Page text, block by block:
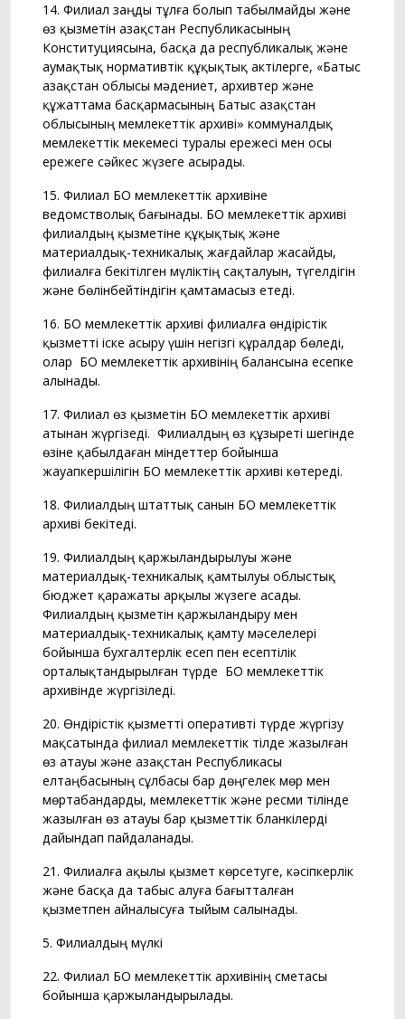
14. Филиал заңды тұлға болып табылмайды және
өз қызметін Қазақстан Республикасының
Конституциясына, басқа да республикалық және
аумақтық нормативтік құқықтық актілерге, «Батыс
Қазақстан облысы мәдениет, архивтер және
құжаттама басқармасының Батыс Қазақстан
облысының мемлекеттік архиві» коммуналдық
мемлекеттік мекемесі туралы ережесі мен осы
ережеге сәйкес жүзеге асырады.
15. Филиал БҚО мемлекеттік архивіне
ведомстволық бағынады. БҚО мемлекеттік архиві
филиалдың қызметіне құқықтық және
материалдық-техникалық жағдайлар жасайды,
филиалға бекітілген мүліктің сақталуын, түгелдігін
және бөлiнбейтiндiгін қамтамасыз етеді.
16. БҚО мемлекеттік архиві филиалға өндірістік
қызметті іске асыру үшін негізгі құралдар бөледі,
олар БҚО мемлекеттік архивінің балансына есепке
алынады.
17. Филиал өз қызметін БҚО мемлекеттік архиві
атынан жүргізеді. Филиалдың өз құзыреті шегінде
өзіне қабылдаған міндеттер бойынша
жауапкершілігін БҚО мемлекеттік архиві көтереді.
18. Филиалдың штаттық санын БҚО мемлекеттік
архиві бекітеді.
19. Филиалдың қаржыландырылуы және
материалдық-техникалық қамтылуы облыстық
бюджет қаражаты арқылы жүзеге асады.
Филиалдың қызметін қаржыландыру мен
материалдық-техникалық қамту мәселелері
бойынша бухгалтерлік есеп пен есептілік
орталықтандырылған түрде БҚО мемлекеттік
архивінде жүргізіледі.
20. Өндірістік қызметті оперативті түрде жүргізу
мақсатында филиал мемлекеттік тілде жазылған
өз атауы және Қазақстан Республикасы
елтаңбасының сұлбасы бар дөңгелек мөр мен
мөртабандарды, мемлекеттік және ресми тілінде
жазылған өз атауы бар қызметтік бланкілерді
дайындап пайдаланады.
21. Филиалға ақылы қызмет көрсетуге, кәсіпкерлік
және басқа да табыс алуға бағытталған
қызметпен айналысуға тыйым салынады.
5. Филиалдың мүлкі
22. Филиал БҚО мемлекеттік архивінің сметасы
бойынша қаржыландырылады.